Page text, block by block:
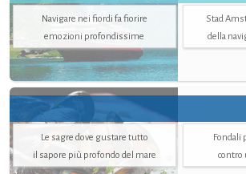
Navigare nei fiordi fa fiorire
emozioni profondissime
Stad
della
Le sagre dove gustare tutto
il sapore più profondo del mare
Fondali
contro